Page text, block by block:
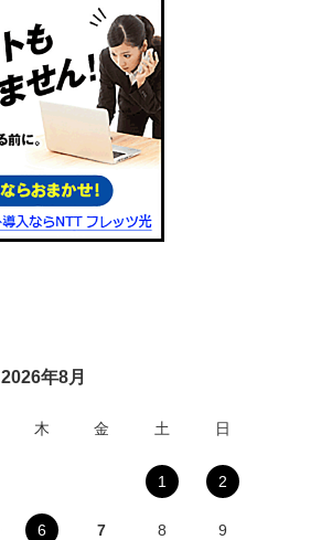
2026年8月
木 金 土 日
1 2
6 7 8 9